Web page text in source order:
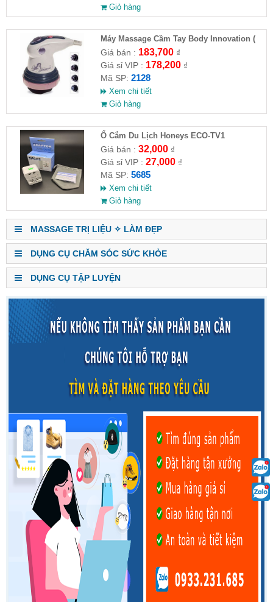
Giỏ hàng
Máy Massage Cầm Tay Body Innovation (
HĐ )
Giá bán : 183,700₫
Giá sỉ VIP : 178,200₫
Mã SP: 2128
Xem chi tiết
Giỏ hàng
Ổ Cắm Du Lịch Honeys ECO-TV1
Giá bán : 32,000₫
Giá sỉ VIP : 27,000₫
Mã SP: 5685
Xem chi tiết
Giỏ hàng
MASSAGE TRỊ LIỆU ✧ LÀM ĐẸP
DỤNG CỤ CHĂM SÓC SỨC KHỎE
DỤNG CỤ TẬP LUYỆN